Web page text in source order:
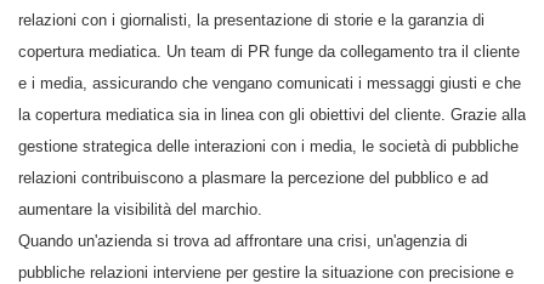
relazioni con i giornalisti, la presentazione di storie e la garanzia di
copertura mediatica. Un team di PR funge da collegamento tra il cliente
e i media, assicurando che vengano comunicati i messaggi giusti e che
la copertura mediatica sia in linea con gli obiettivi del cliente. Grazie alla
gestione strategica delle interazioni con i media, le società di pubbliche
relazioni contribuiscono a plasmare la percezione del pubblico e ad
aumentare la visibilità del marchio.
Quando un'azienda si trova ad affrontare una crisi, un'agenzia di
pubbliche relazioni interviene per gestire la situazione con precisione e